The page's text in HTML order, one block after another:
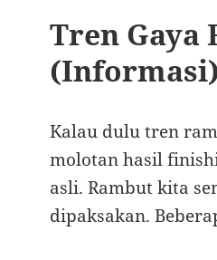
Tren
(Informasi)
Kalau dulu tren
molotan hasil
asli. Rambut kita
dipaksakan.